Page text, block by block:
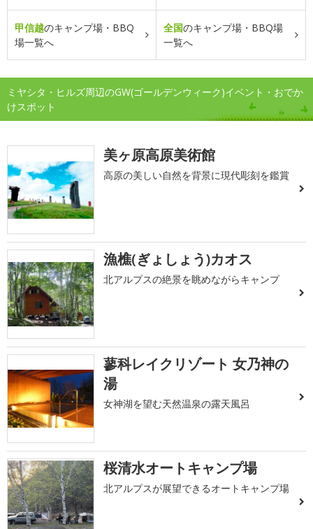
甲信越のキャンプ場・BBQ
場一覧へ
全国のキャンプ場・BBQ場
一覧へ
ミヤシタ・ヒルズ周辺のGW(ゴールデンウィーク)イベント・おでか
けスポット
美ヶ原高原美術館
高原の美しい自然を背景に現代彫刻を鑑賞
漁樵(ぎょしょう)カオス
北アルプスの絶景を眺めながらキャンプ
蓼科レイクリゾート 女乃神の
湯
女神湖を望む天然温泉の露天風呂
桜清水オートキャンプ場
北アルプスが展望できるオートキャンプ場